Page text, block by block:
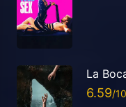
La
6.59